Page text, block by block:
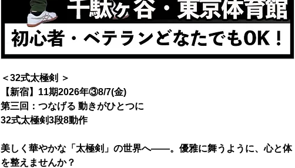
＜32式太極剣 ＞
【新宿】11期2026年③8/7(金)
第三回：つなげる 動きがひとつに
32式太極剣3段8動作
美しく華やかな「太極剣」の世界へ――。優雅に舞うように、心と体
を整えませんか？